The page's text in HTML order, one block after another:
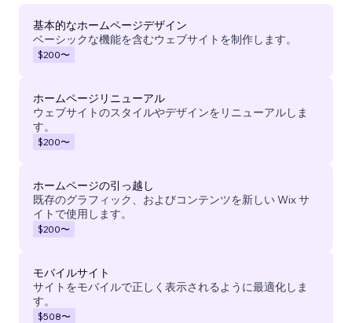
基本的なホームページデザイン
ベーシックな機能を含むウェブサイトを制作します。
$200〜
ホームページリニューアル
ウェブサイトのスタイルやデザインをリニューアルしま
す。
$200〜
ホームページの引っ越し
既存のグラフィック、およびコンテンツを新しい Wix サ
イトで使用します。
$200〜
モバイルサイト
サイトをモバイルで正しく表示されるように最適化しま
す。
$508〜